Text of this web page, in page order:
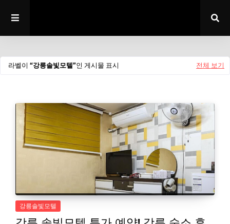
라벨이 강릉솔빛모텔 인 게시물 표시 전체 보기
강릉솔빛모텔